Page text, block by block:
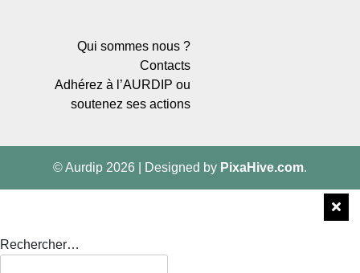
Qui sommes nous ?
Contacts
Adhérez à l’AURDIP ou
soutenez ses actions
© Aurdip 2026 Designed by PixaHive.com.
Rechercher…